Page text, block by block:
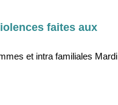
faites aux
et intra familiales Mardi